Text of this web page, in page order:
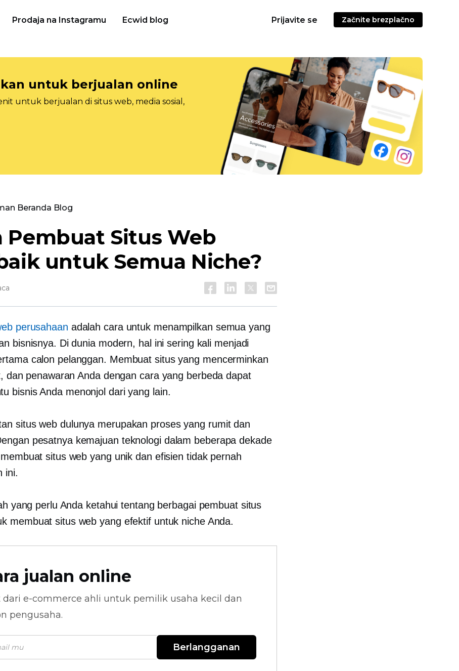
Prodaja na Instagramu Ecwid blog Prijavite se Začnite brezplačno
untuk berjualan online
untuk berjualan di situs web, media sosial,
Beranda Blog
Pembuat Situs Web
untuk Semua Niche?
perusahaan adalah cara untuk menampilkan semua yang
bisnisnya. Di dunia modern, hal ini sering kali menjadi
calon pelanggan. Membuat situs yang mencerminkan
dan penawaran Anda dengan cara yang berbeda dapat
bisnis Anda menonjol dari yang lain.
situs web dulunya merupakan proses yang rumit dan
pesatnya kemajuan teknologi dalam beberapa dekade
situs web yang unik dan efisien tidak pernah
ini.
yang perlu Anda ketahui tentang berbagai pembuat situs
membuat situs web yang efektif untuk niche Anda.
jualan online
dari e-commerce ahli untuk pemilik usaha kecil dan
pengusaha.
Berlangganan